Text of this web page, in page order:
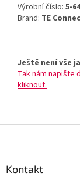
Výrobní číslo: 5-
Brand: TE
Ještě není vše
Tak nám napište
kliknout.
Kontakt